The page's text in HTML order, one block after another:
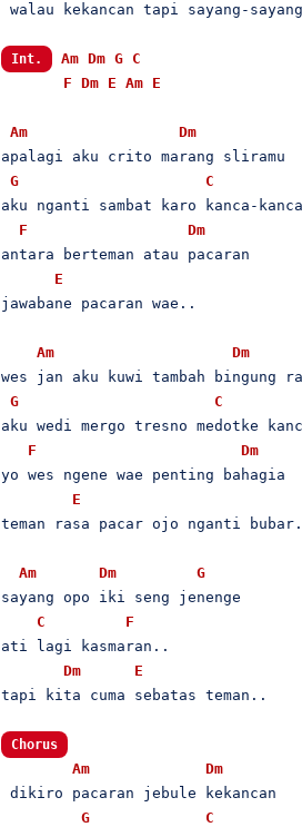
walau kekancan tapi sayang-
Int. Am Dm G C
F Dm E Am E
Am
Dm
apalagi aku crito marang sliramu
G
C
aku nganti sambat karo kanca-
F
Dm
antara berteman atau pacaran
E
jawabane pacaran wae..
Am
Dm
wes jan aku kuwi tambah bingung
G
C
aku wedi mergo tresno medotke
F
Dm
yo wes ngene wae penting bahagia
E
teman rasa pacar ojo nganti
Am Dm
G
sayang opo iki seng jenenge
C
F
ati lagi kasmaran..
Dm
E
tapi kita cuma sebatas teman..
Chorus
Am
Dm
dikiro pacaran jebule kekancan
G
C